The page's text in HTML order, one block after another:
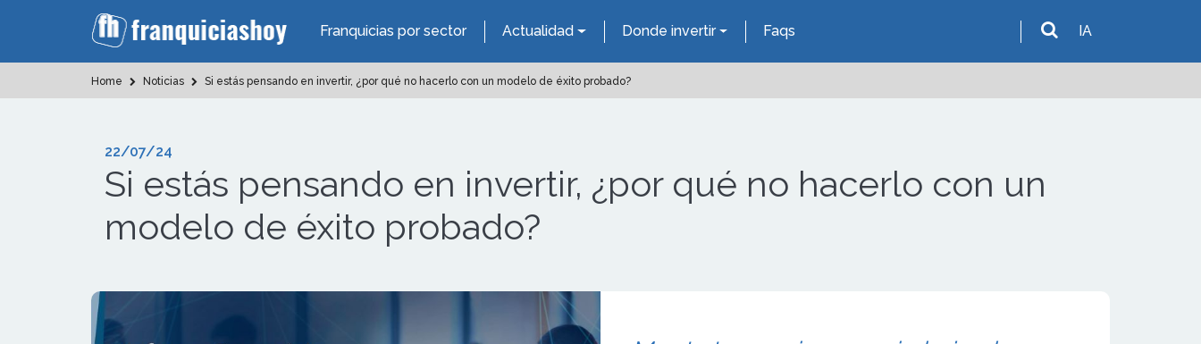
Franquicias por sector Actualidad Donde invertir Faqs IA
Home Noticias Si estás pensando en invertir, ¿por qué no hacerlo con un modelo de éxito probado?
22/07/24
Si estás pensando en invertir, ¿por qué no hacerlo con un
modelo de éxito probado?